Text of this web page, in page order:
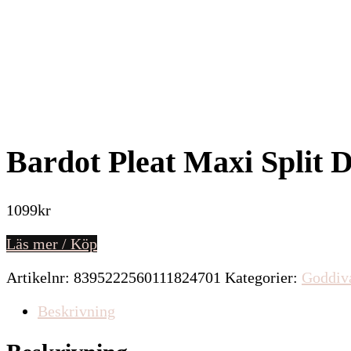
Bardot Pleat Maxi Split
1099kr
Läs mer / Köp
Artikelnr: 8395222560111824701 Kategorier:
Beskrivning